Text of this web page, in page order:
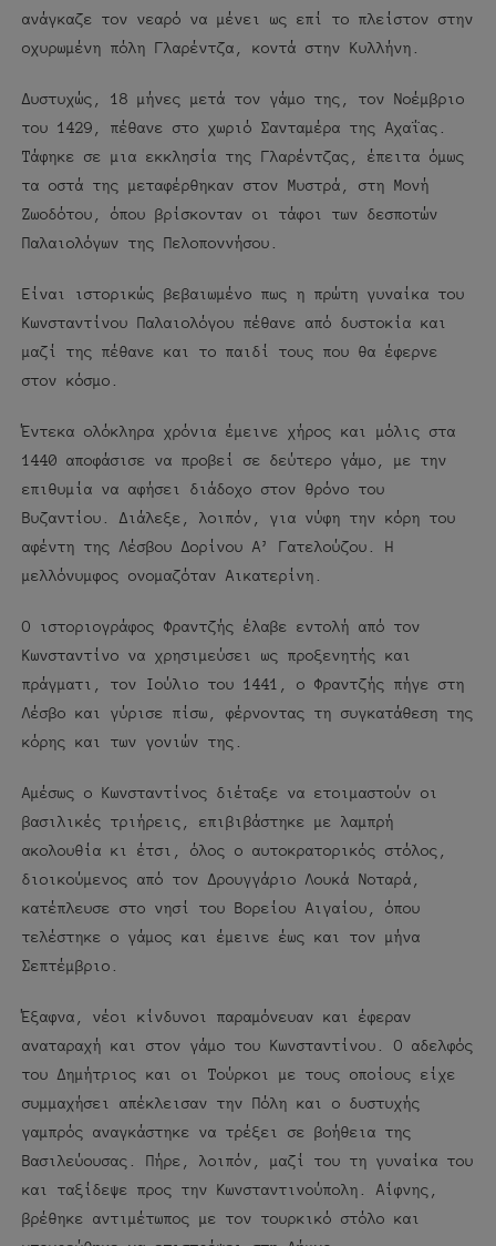
ανάγκαζε τον νεαρό να μένει ως επί το πλείστον στην
οχυρωμένη πόλη Γλαρέντζα, κοντά στην Κυλλήνη.
Δυστυχώς, 18 μήνες μετά τον γάμο της, τον Νοέμβριο
του 1429, πέθανε στο χωριό Σανταμέρα της Αχαΐας.
Τάφηκε σε μια εκκλησία της Γλαρέντζας, έπειτα όμως
τα οστά της μεταφέρθηκαν στον Μυστρά, στη Μονή
Ζωοδότου, όπου βρίσκονταν οι τάφοι των δεσποτών
Παλαιολόγων της Πελοποννήσου.
Είναι ιστορικώς βεβαιωμένο πως η πρώτη γυναίκα του
Κωνσταντίνου Παλαιολόγου πέθανε από δυστοκία και
μαζί της πέθανε και το παιδί τους που θα έφερνε
στον κόσμο.
Έντεκα ολόκληρα χρόνια έμεινε χήρος και μόλις στα
1440 αποφάσισε να προβεί σε δεύτερο γάμο, με την
επιθυμία να αφήσει διάδοχο στον θρόνο του
Βυζαντίου. Διάλεξε, λοιπόν, για νύφη την κόρη του
αφέντη της Λέσβου Δορίνου Α’ Γατελούζου. Η
μελλόνυμφος ονομαζόταν Αικατερίνη.
Ο ιστοριογράφος Φραντζής έλαβε εντολή από τον
Κωνσταντίνο να χρησιμεύσει ως προξενητής και
πράγματι, τον Ιούλιο του 1441, ο Φραντζής πήγε στη
Λέσβο και γύρισε πίσω, φέρνοντας τη συγκατάθεση της
κόρης και των γονιών της.
Αμέσως ο Κωνσταντίνος διέταξε να ετοιμαστούν οι
βασιλικές τριήρεις, επιβιβάστηκε με λαμπρή
ακολουθία κι έτσι, όλος ο αυτοκρατορικός στόλος,
διοικούμενος από τον Δρουγγάριο Λουκά Νοταρά,
κατέπλευσε στο νησί του Βορείου Αιγαίου, όπου
τελέστηκε ο γάμος και έμεινε έως και τον μήνα
Σεπτέμβριο.
Έξαφνα, νέοι κίνδυνοι παραμόνευαν και έφεραν
αναταραχή και στον γάμο του Κωνσταντίνου. Ο αδελφός
του Δημήτριος και οι Τούρκοι με τους οποίους είχε
συμμαχήσει απέκλεισαν την Πόλη και ο δυστυχής
γαμπρός αναγκάστηκε να τρέξει σε βοήθεια της
Βασιλεύουσας. Πήρε, λοιπόν, μαζί του τη γυναίκα του
και ταξίδεψε προς την Κωνσταντινούπολη. Αίφνης,
βρέθηκε αντιμέτωπος με τον τουρκικό στόλο και